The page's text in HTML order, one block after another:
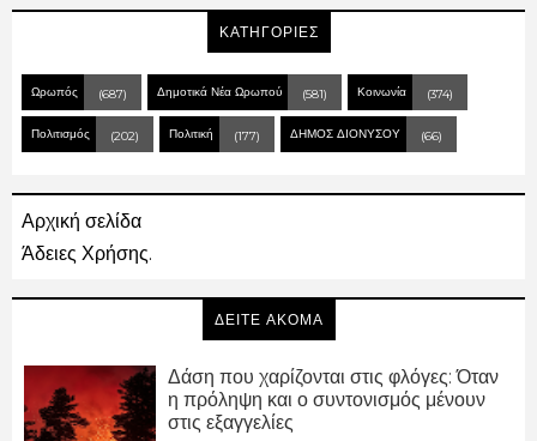
ΚΑΤΗΓΟΡΙΕΣ
Ωρωπός (687) Δημοτικά Νέα Ωρωπού (581) Κοινωνία (374)
Πολιτισμός (202) Πολιτική (177) ΔΗΜΟΣ ΔΙΟΝΥΣΟΥ (66)
Αρχική σελίδα
Άδειες Χρήσης.
ΔΕΙΤΕ ΑΚΟΜΑ
Δάση που χαρίζονται στις φλόγες: Όταν
η πρόληψη και ο συντονισμός μένουν
στις εξαγγελίες